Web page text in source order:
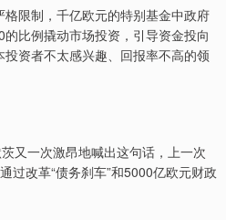
限制，千亿欧元的特别基金中政府
比例撬动市场投资，引导资金投向
资者不太感兴趣、回报率不高的领
又一次激昂地喊出这句话，上一次
过改革“债务刹车”和5000亿欧元财政